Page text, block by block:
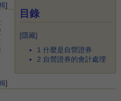
目錄
[隱藏]
1 什麼是自營證券
2 自營證券的會計處理
]
]